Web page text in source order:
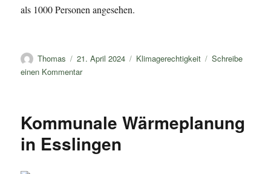
als 1000 Personen angesehen.
Autor
Thomas
Veröffentlicht
am
21. April 2024 Kategorien
Klimagerechtigkeit
Schreibe
einen Kommentarzu
Kommunale Wärmeplanung
in Esslingen